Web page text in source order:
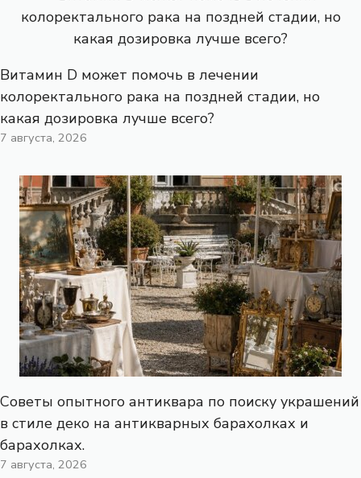
Витамин D может помочь в лечении
колоректального рака на поздней стадии, но
какая дозировка лучше всего?
7 августа, 2026
Советы опытного антиквара по поиску украшений
в стиле деко на антикварных барахолках и
барахолках.
7 августа, 2026